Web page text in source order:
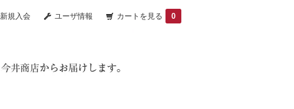
新規入会 ユーザ情報 カートを見る 0